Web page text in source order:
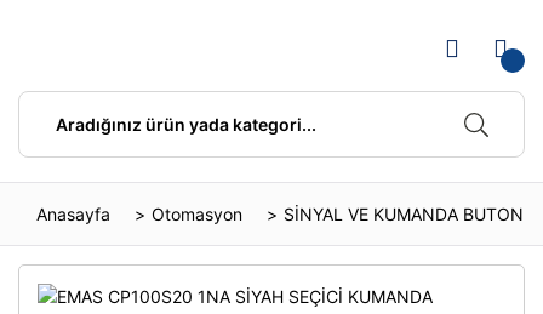
Anasayfa Otomasyon SİNYAL VE KUMANDA